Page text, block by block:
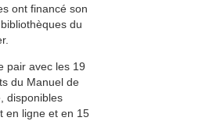
ont financé son
du
pair avec les 19
du Manuel de
disponibles
en ligne et en 15